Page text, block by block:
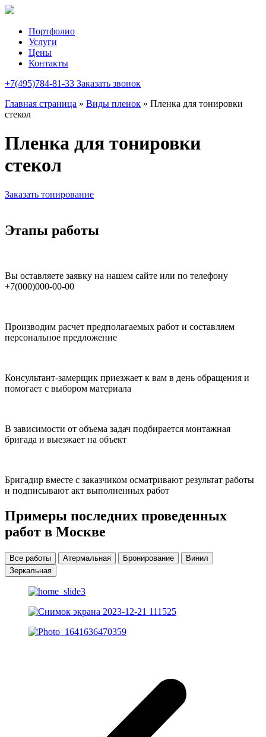
Портфолио
Услуги
Цены
Контакты
+7(495)784-81-33 Заказать звонок
Главная страница » Виды пленок » Пленка для тонировки
стекол
Пленка для тонировки
стекол
Заказать тонирование
Этапы работы
Вы оставляете заявку на нашем сайте или по телефону
+7(000)000-00-00
Производим расчет предполагаемых работ и составляем
персональное предложение
Консультант-замерщик приезжает к вам в день обращения и
помогает с выбором материала
В зависимости от объема задач подбирается монтажная
бригада и выезжает на объект
Бригадир вместе с заказчиком осматривают результат работы
и подписывают акт выполненных работ
Примеры последних проведенных
работ в Москве
Все работы Атермальная Бронирование
Винил
Зеркальная